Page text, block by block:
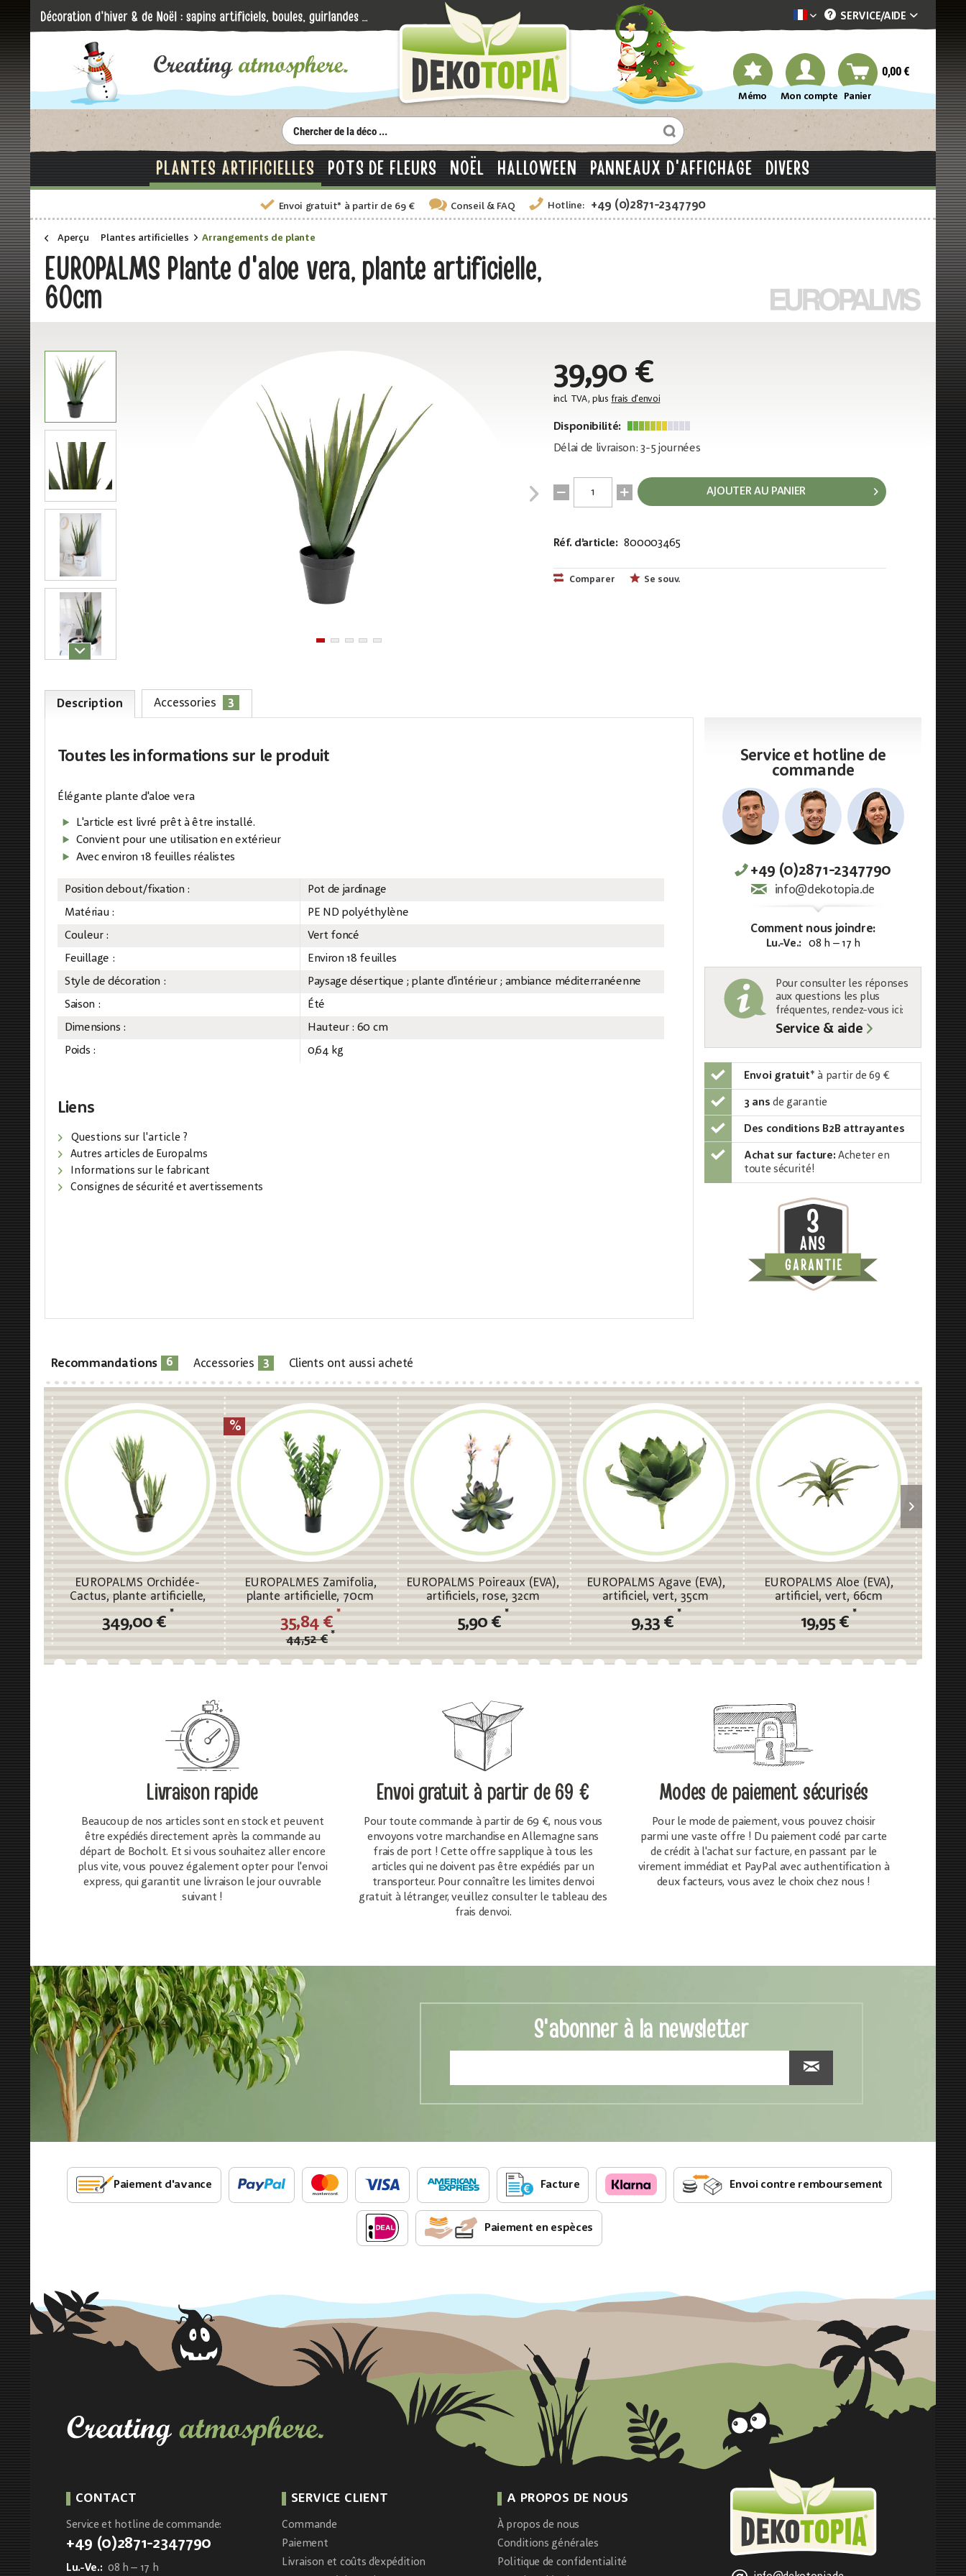
Dekotopia französisch
SERVICE/AIDE
Mémo Mon compte Panier
0,00 €
PLANTES ARTIFICIELLES POTS DE FLEURS NOËL HALLOWEEN PANNEAUX D'AFFICHAGE DIVERS
Envoi gratuit* à partir de 69 € Conseil& FAQ Hotline: +49 (0)2871-2347790
Aperçu Plantes artificielles Arrangements de plante
EUROPALMS Plante d'aloe vera, plante artificielle,
60cm
39,90 €
incl. TVA, plusfrais d'envoi
Disponibilité:
Délai de livraison: 3-5 journées
AJOUTER AU PANIER
Réf. d’article: 800003465
Comparer Se souv.
Description Accessories 3
Toutes les informations sur le produit
Élégante plante d'aloe vera
L'article est livré prêt à être installé.
Convient pour une utilisation en extérieur
Avec environ 18 feuilles réalistes
Position debout/fixation :
Pot de jardinage
Matériau :
PE ND polyéthylène
Couleur :
Vert foncé
Feuillage :
Environ 18 feuilles
Style de décoration :
Paysage désertique ; plante d'intérieur ; ambiance méditerranéenne
Saison :
Été
Dimensions :
Hauteur : 60 cm
Poids :
0,64 kg
Liens
Questions sur l'article ?
Autres articles de Europalms
Informations sur le fabricant
Consignes de sécurité et avertissements
Service et hotline de
commande
+49 (0)2871-2347790
info@dekotopia.de
Comment nous joindre:
Lu.-Ve.: 08 h – 17 h
Pour consulter les réponses
aux questions les plus
fréquentes, rendez-vous ici:
Service & aide
Envoi gratuit* à partir de 69 €
3 ans de garantie
Des conditions B2B attrayantes
Achat sur facture: Acheter en
toute sécurité!
Recommandations 6 Accessories 3 Clients ont aussi acheté
EUROPALMS Orchidée-
Cactus, plante artificielle,
349,00 €
*
EUROPALMES Zamifolia,
plante artificielle, 70cm
44,52 € *
35,84 €
*
EUROPALMS Poireaux (EVA),
artificiels, rose, 32cm
5,90 €
*
EUROPALMS Agave (EVA),
artificiel, vert, 35cm
9,33 €
*
EUROPALMS Aloe (EVA),
artificiel, vert, 66cm
19,95 €
*
Livraison rapide
Beaucoup de nos articles sont en stock et peuvent
être expédiés directement après la commande au
départ de Bocholt. Et si vous souhaitez aller encore
plus vite, vous pouvez également opter pour l'envoi
express, qui garantit une livraison le jour ouvrable
suivant !
Envoi gratuità partir de 69 €
Pour toute commande à partir de 69 €, nous vous
envoyons votre marchandise en Allemagne sans
frais de port ! Cette offre sapplique à tous les
articles qui ne doivent pas être expédiés par un
transporteur. Pour connaître les limites denvoi
gratuit à létranger, veuillez consulter le tableau des
frais denvoi.
Modes de paiement sécurisés
Pour le mode de paiement, vous pouvez choisir
parmi une vaste offre ! Du paiement codé par carte
de crédit à l'achat sur facture, en passant par le
virement immédiat et PayPal avec authentification à
deux facteurs, vous avez le choix chez nous !
S'abonner à la newsletter
Paiement d'avance Facture Envoi contre remboursement
Paiement en espèces
CONTACT
Service et hotline de commande:
+49 (0)2871-2347790
Lu.-Ve.: 08 h – 17 h
SERVICE CLIENT
Commande
Paiement
Livraison et coûts d’expédition
A PROPOS DE NOUS
À propos de nous
Conditions générales
Politique de confidentialité